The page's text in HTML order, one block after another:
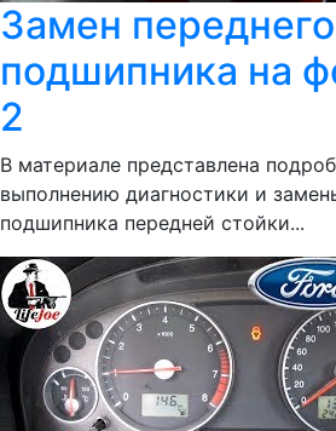
Замен переднего
подшипника на
2
В материале представлена
выполнению диагностики и
подшипника передней стойки...